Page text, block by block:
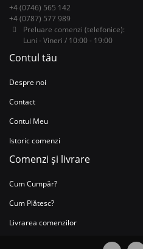
+4 (0746) 565 142
+4 (0787) 577 989
Preluare comenzi (telefonice):
Luni - Vineri / 10:00 - 19:00
Contul tău
Despre noi
Contact
Contul Meu
Istoric comenzi
Comenzi și livrare
Cum Cumpăr?
Cum Plătesc?
Livrarea comenzilor